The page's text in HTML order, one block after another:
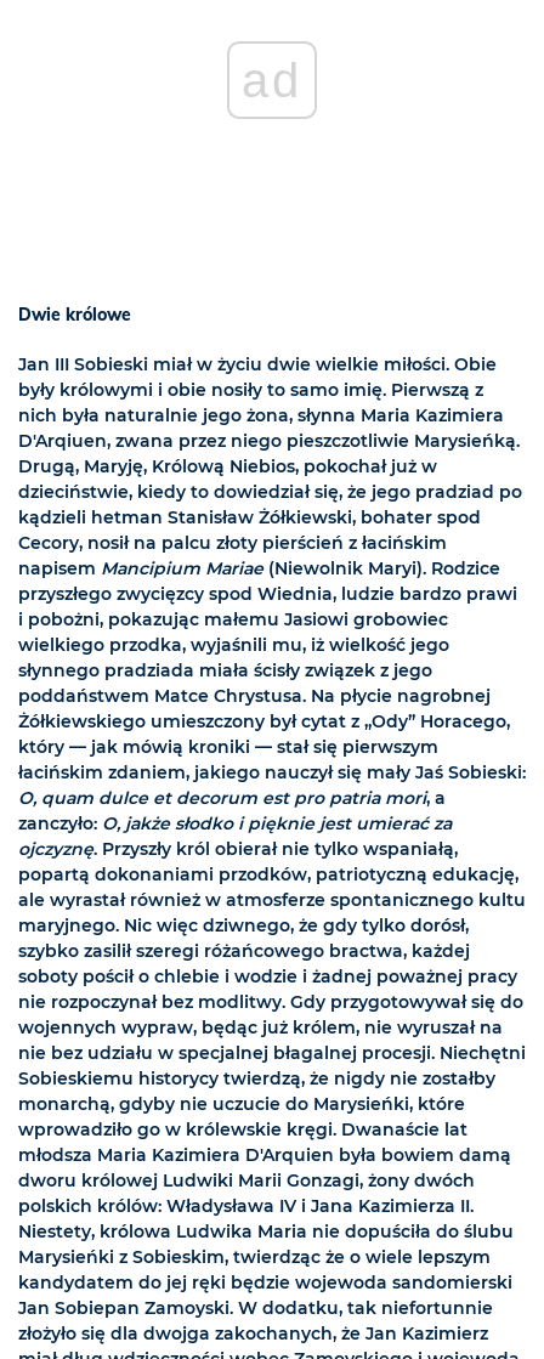
ad
Dwie królowe
Jan III Sobieski miał w życiu dwie wielkie miłości. Obie
były królowymi i obie nosiły to samo imię. Pierwszą z
nich była naturalnie jego żona, słynna Maria Kazimiera
D'Arqiuen, zwana przez niego pieszczotliwie Marysieńką.
Drugą, Maryję, Królową Niebios, pokochał już w
dzieciństwie, kiedy to dowiedział się, że jego pradziad po
kądzieli hetman Stanisław Żółkiewski, bohater spod
Cecory, nosił na palcu złoty pierścień z łacińskim
napisem Mancipium Mariae (Niewolnik Maryi). Rodzice
przyszłego zwycięzcy spod Wiednia, ludzie bardzo prawi
i pobożni, pokazując małemu Jasiowi grobowiec
wielkiego przodka, wyjaśnili mu, iż wielkość jego
słynnego pradziada miała ścisły związek z jego
poddaństwem Matce Chrystusa. Na płycie nagrobnej
Żółkiewskiego umieszczony był cytat z „Ody” Horacego,
który — jak mówią kroniki — stał się pierwszym
łacińskim zdaniem, jakiego nauczył się mały Jaś Sobieski:
O, quam dulce et decorum est pro patria mori, a
zanczyło: O, jakże słodko i pięknie jest umierać za
ojczyznę. Przyszły król obierał nie tylko wspaniałą,
popartą dokonaniami przodków, patriotyczną edukację,
ale wyrastał również w atmosferze spontanicznego kultu
maryjnego. Nic więc dziwnego, że gdy tylko dorósł,
szybko zasilił szeregi różańcowego bractwa, każdej
soboty pościł o chlebie i wodzie i żadnej poważnej pracy
nie rozpoczynał bez modlitwy. Gdy przygotowywał się do
wojennych wypraw, będąc już królem, nie wyruszał na
nie bez udziału w specjalnej błagalnej procesji. Niechętni
Sobieskiemu historycy twierdzą, że nigdy nie zostałby
monarchą, gdyby nie uczucie do Marysieńki, które
wprowadziło go w królewskie kręgi. Dwanaście lat
młodsza Maria Kazimiera D'Arquien była bowiem damą
dworu królowej Ludwiki Marii Gonzagi, żony dwóch
polskich królów: Władysława IV i Jana Kazimierza II.
Niestety, królowa Ludwika Maria nie dopuściła do ślubu
Marysieńki z Sobieskim, twierdząc że o wiele lepszym
kandydatem do jej ręki będzie wojewoda sandomierski
Jan Sobiepan Zamoyski. W dodatku, tak niefortunnie
złożyło się dla dwojga zakochanych, że Jan Kazimierz